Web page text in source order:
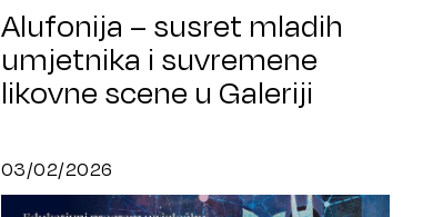
Alufonija – susret mladih
umjetnika i suvremene
likovne scene u Galeriji
03/02/2026